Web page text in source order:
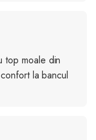
top moale din
la bancul